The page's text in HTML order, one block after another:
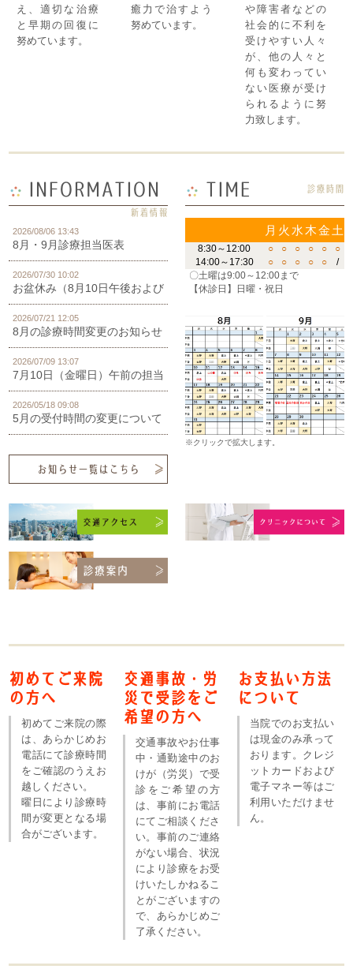
え、適切な治療
と早期の回復に
努めています。
癒力で治すよう
努めています。
や障害者などの
社会的に不利を
受けやすい人々
が、他の人々と
何も変わってい
ない医療が受け
られるように努
力致します。
INFORMATION
新着情報
2026/08/06 13:43
8月・9月診療担当医表
2026/07/30 10:02
お盆休み（8月10日午後および８月13～15日）のお知らせ
2026/07/21 12:05
8月の診療時間変更のお知らせ
2026/07/09 13:07
7月10日（金曜日）午前の担当医変更のお知らせ
2026/05/18 09:08
5月の受付時間の変更について
お知らせ一覧はこちら
TIME 診療時間
月 火 水 木金 土
8:30～12:00 ○ ○ ○ ○ ○
○
14:00～17:30
○ ○ ○ ○ ○
/
〇土曜は9:00～12:00まで
【休診日】日曜・祝日
※クリックで拡大します。
初めてご来院
の方へ
初めてご来院の際
は、あらかじめお
電話にて診療時間
をご確認のうえお
越しください。
曜日により診療時
間が変更となる場
合がございます。
交通事故・労
災で受診をご
希望の方へ
交通事故やお仕事
中・通勤途中のお
けが（労災）で受
診をご希望の方
は、事前にお電話
にてご相談くださ
い。事前のご連絡
がない場合、状況
により診療をお受
けいたしかねるこ
とがございますの
で、あらかじめご
了承ください。
お支払い方法
について
当院でのお支払い
は現金のみ承って
おります。クレジ
ットカードおよび
電子マネー等はご
利用いただけませ
ん。